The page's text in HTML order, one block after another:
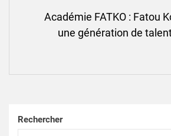
Académie FATKO : Fatou
une génération de
Rechercher